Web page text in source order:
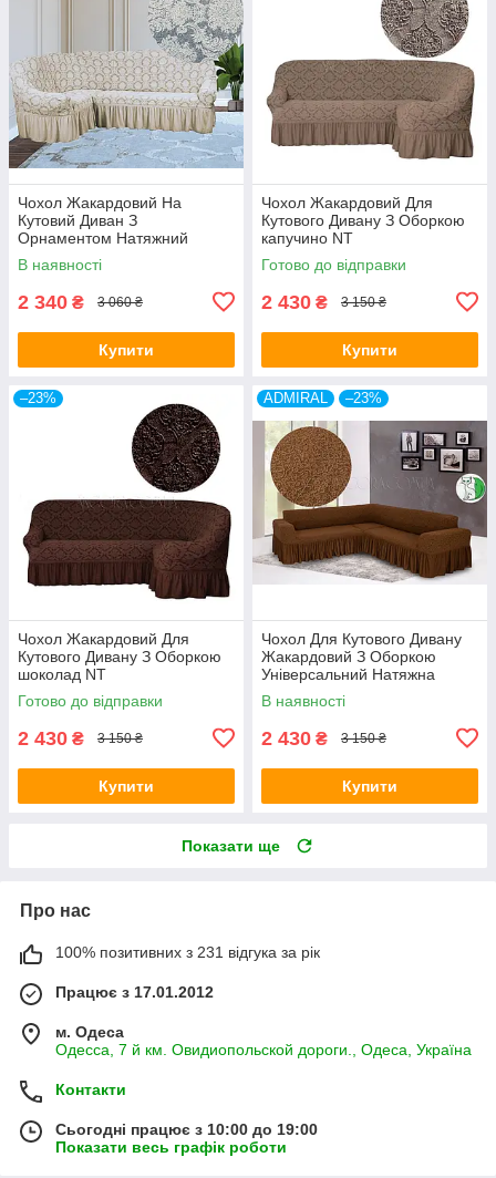
Чохол Жакардовий На
Кутовий Диван З
Орнаментом Натяжний
Універсальний З Воланами
Спідницею Kaspi Колір
В наявності
2 340 ₴ 3 060 ₴
Купити
Чохол Жакардовий Для
Кутового Дивану З Оборкою
капучино NT
Готово до відправки
2 430 ₴ 3 150 ₴
Купити
–23%
Чохол Жакардовий Для
Кутового Дивану З Оборкою
шоколад NT
Готово до відправки
2 430 ₴ 3 150 ₴
Купити
ADMIRAL –23%
Чохол Для Кутового Дивану
Жакардовий З Оборкою
Універсальний Натяжна
гарячий шоколад Venera
В наявності
2 430 ₴ 3 150 ₴
Купити
Показати ще
Про нас
100% позитивних з 231 відгука за рік
Працює з 17.01.2012
м. Одеса
Одесса, 7 й км. Овидиопольской дороги., Одеса, Україна
Контакти
Сьогодні працює з 10:00 до 19:00
Показати весь графік роботи